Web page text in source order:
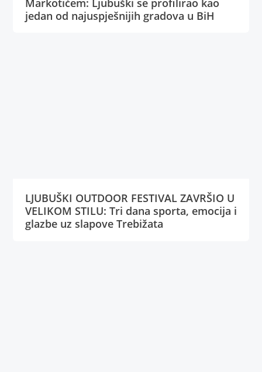
Markotićem: Ljubuški se profilirao kao
jedan od najuspješnijih gradova u BiH
LJUBUŠKI OUTDOOR FESTIVAL ZAVRŠIO U
VELIKOM STILU: Tri dana sporta, emocija i
glazbe uz slapove Trebižata